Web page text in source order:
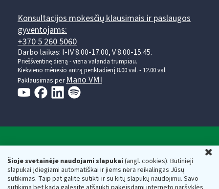
Šioje svetainėje naudojami slapukai(angl. cookies). Būtinieji
slapukai įdiegiami automatiškai ir jiems nėra reikalingas Jūsų
sutikimas. Taip pat galite sutikti ir su kitų slapukų naudojimu. Savo
Konsultacijos mokesčių klausimais ir paslaugos
gyventojams:
+370 5 260 5060
Darbo laikas: I-IV 8.00-17.00, V 8.00-15.45.
Prieššventinę dieną - viena valanda trumpiau.
Kiekvieno mėnesio antrą penktadienį 8.00 val. - 12.00 val.
Paklausimas per Mano VMI
Respublikos finansų ministerijos
Biudžetinė įstaiga. Juridinio asmens kodas — 188659752,
adresas: Vasario 16-osios g. 14, 01107 Vilnius, Lietuva, el.paštas: